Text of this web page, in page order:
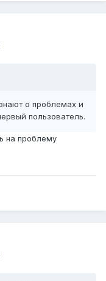
о проблемах и
пользователь.
на проблему